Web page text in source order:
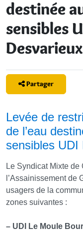
destinée
sensibles
Desvarieux
Partager
Levée de
de l’eau
sensibles UDI
Le Syndicat Mixte de
l’Assainissement de
usagers de la
zones suivantes :
– UDI Le Moule